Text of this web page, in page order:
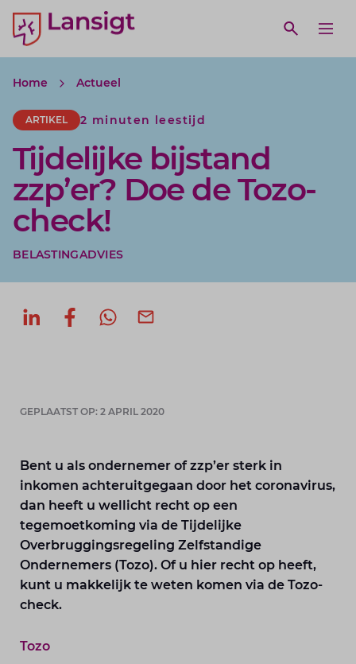
Lansigt Accountants logo
Open
search website
Home Actueel
ARTIKEL 2 minuten leestijd
Tijdelijke bijstand
zzp’er? Doe de Tozo-
check!
BELASTINGADVIES
Deel op LinkedIn
Deel op Facebook
GEPLAATST OP: 2 APRIL 2020
Bent u als ondernemer of zzp’er sterk in
inkomen achteruitgegaan door het coronavirus,
dan heeft u wellicht recht op een
tegemoetkoming via de Tijdelijke
Overbruggingsregeling Zelfstandige
Ondernemers (Tozo). Of u hier recht op heeft,
kunt u makkelijk te weten komen via de Tozo-
check.
Tozo